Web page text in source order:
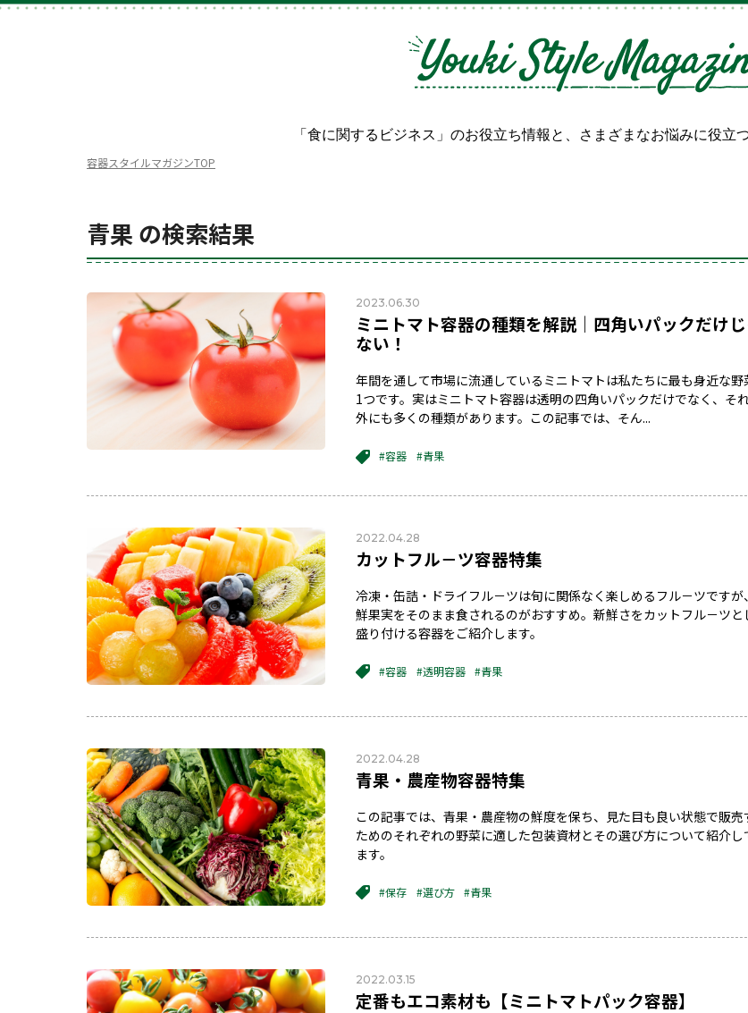
「食に関するビジネス」のお役立ち情報と、
さまざまなお悩みに役立
容器スタイルマガジンTOP
青果 の検索結果
2023.06.30
ミニトマト容器の種類を解説｜四角いパックだけ
ない！
年間を通して市場に流通しているミニトマトは私たちに最も身近な野
1つです。実はミニトマト容器は透明の四角いパックだけでなく、そ
外にも多くの種類があります。この記事では、そん...
#容器 #青果
2022.04.28
カットフル－ツ容器特集
冷凍・缶詰・ドライフル－ツは旬に関係なく楽しめるフル－ツですが
鮮果実をそのまま食されるのがおすすめ。新鮮さをカットフル－ツと
盛り付ける容器をご紹介します。
#容器 #透明容器 #青果
2022.04.28
青果・農産物容器特集
この記事では、青果・農産物の鮮度を保ち、見た目も良い状態で販売
ためのそれぞれの野菜に適した包装資材とその選び方について紹介し
ます。
#保存 #選び方 #青果
2022.03.15
定番もエコ素材も【ミニトマトパック容器】